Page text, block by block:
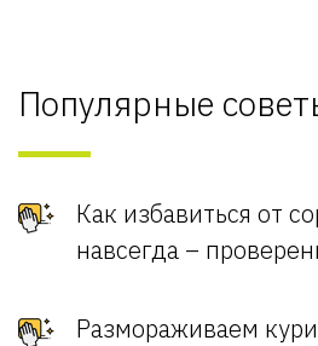
Популярные
Как избавиться от
навсегда –
Размораживаем